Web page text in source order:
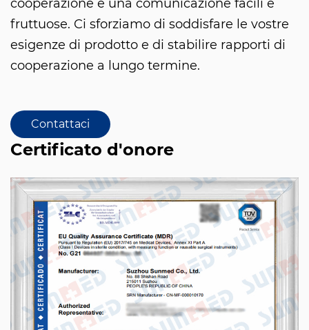
cooperazione e una comunicazione facili e
fruttuose. Ci sforziamo di soddisfare le vostre
esigenze di prodotto e di stabilire rapporti di
cooperazione a lungo termine.
Contattaci
Certificato d'onore